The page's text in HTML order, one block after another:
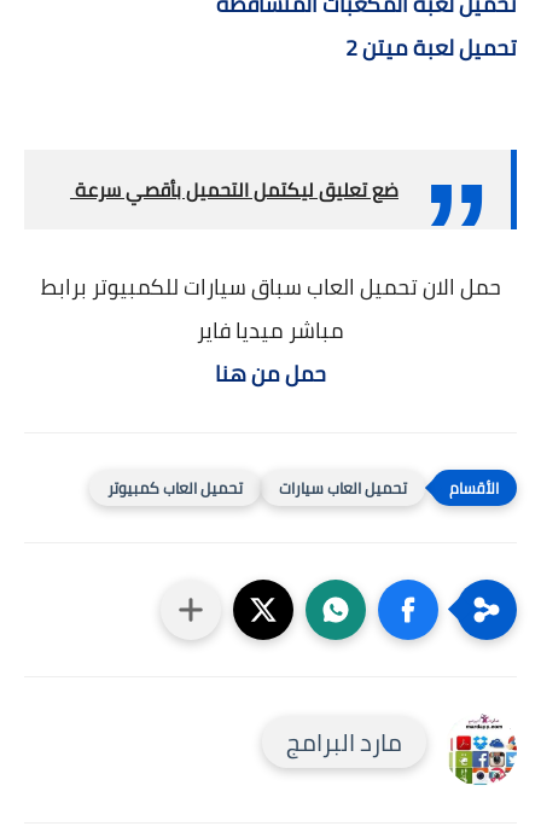
تحميل لعبة ميتن 2
ضع تعليق ليكتمل التحميل بأقصي سرعة
حمل الان تحميل العاب سباق سيارات للكمبيوتر برابط
مباشر ميديا فاير
حمل من هنا
تحميل العاب سيارات تحميل العاب كمبيوتر
مارد البرامج